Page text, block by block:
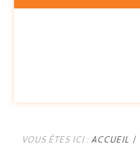
VOUS ÊTES ICI : ACCUEIL